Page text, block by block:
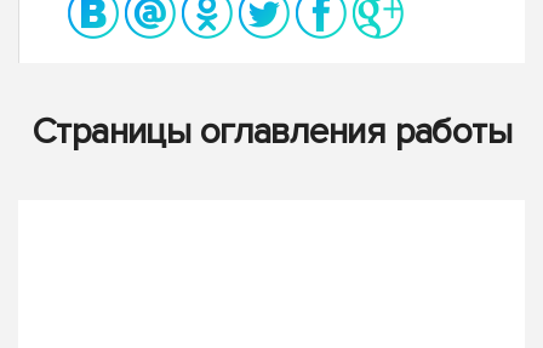
Страницы оглавления работы